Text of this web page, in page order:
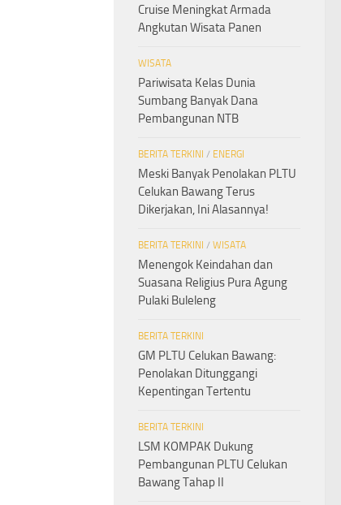
Cruise Meningkat Armada
Angkutan Wisata Panen
WISATA
Pariwisata Kelas Dunia
Sumbang Banyak Dana
Pembangunan NTB
BERITA TERKINI / ENERGI
Meski Banyak Penolakan PLTU
Celukan Bawang Terus
Dikerjakan, Ini Alasannya!
BERITA TERKINI / WISATA
Menengok Keindahan dan
Suasana Religius Pura Agung
Pulaki Buleleng
BERITA TERKINI
GM PLTU Celukan Bawang:
Penolakan Ditunggangi
Kepentingan Tertentu
BERITA TERKINI
LSM KOMPAK Dukung
Pembangunan PLTU Celukan
Bawang Tahap II